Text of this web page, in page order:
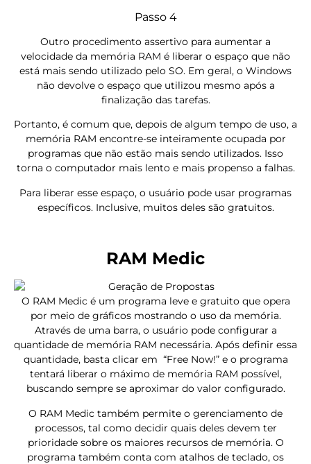
Passo 4
Outro procedimento assertivo para aumentar a
velocidade da memória RAM é liberar o espaço que não
está mais sendo utilizado pelo SO. Em geral, o Windows
não devolve o espaço que utilizou mesmo após a
finalização das tarefas.
Portanto, é comum que, depois de algum tempo de uso, a
memória RAM encontre-se inteiramente ocupada por
programas que não estão mais sendo utilizados. Isso
torna o computador mais lento e mais propenso a falhas.
Para liberar esse espaço, o usuário pode usar programas
específicos. Inclusive, muitos deles são gratuitos.
RAM Medic
O RAM Medic é um programa leve e gratuito que opera
por meio de gráficos mostrando o uso da memória.
Através de uma barra, o usuário pode configurar a
quantidade de memória RAM necessária. Após definir essa
quantidade, basta clicar em “Free Now!” e o programa
tentará liberar o máximo de memória RAM possível,
buscando sempre se aproximar do valor configurado.
O RAM Medic também permite o gerenciamento de
processos, tal como decidir quais deles devem ter
prioridade sobre os maiores recursos de memória. O
programa também conta com atalhos de teclado, os